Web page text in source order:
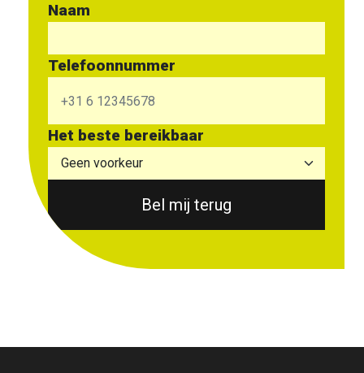
Naam
Telefoonnummer
Het beste bereikbaar
Bel mij terug